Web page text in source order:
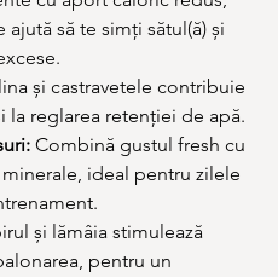
să te simți sătul(ă) și
și castravetele contribuie
la reglarea retenției de apă.
Combină gustul fresh cu
ideal pentru zilele
și lămâia stimulează
pentru un